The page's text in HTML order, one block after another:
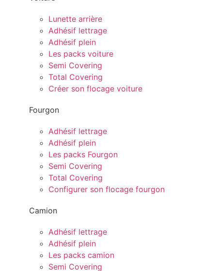
Lunette arrière
Adhésif lettrage
Adhésif plein
Les packs voiture
Semi Covering
Total Covering
Créer son flocage voiture
Fourgon
Adhésif lettrage
Adhésif plein
Les packs Fourgon
Semi Covering
Total Covering
Configurer son flocage fourgon
Camion
Adhésif lettrage
Adhésif plein
Les packs camion
Semi Covering